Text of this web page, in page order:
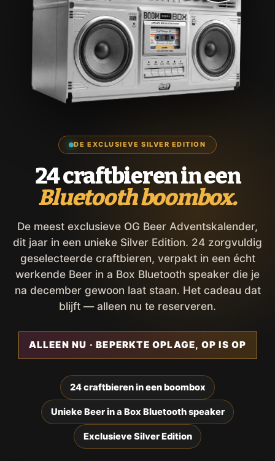
DE EXCLUSIEVE SILVER EDITION
24 craftbieren in een
Bluetooth boombox.
De meest exclusieve OG Beer Adventskalender,
dit jaar in een unieke Silver Edition. 24 zorgvuldig
geselecteerde craftbieren, verpakt in een écht
werkende Beer in a Box Bluetooth speaker die je
na december gewoon laat staan. Het cadeau dat
blijft — alleen nu te reserveren.
ALLEEN NU · BEPERKTE OPLAGE, OP IS OP
24 craftbieren in een boombox
Unieke Beer in a Box Bluetooth speaker
Exclusieve Silver Edition